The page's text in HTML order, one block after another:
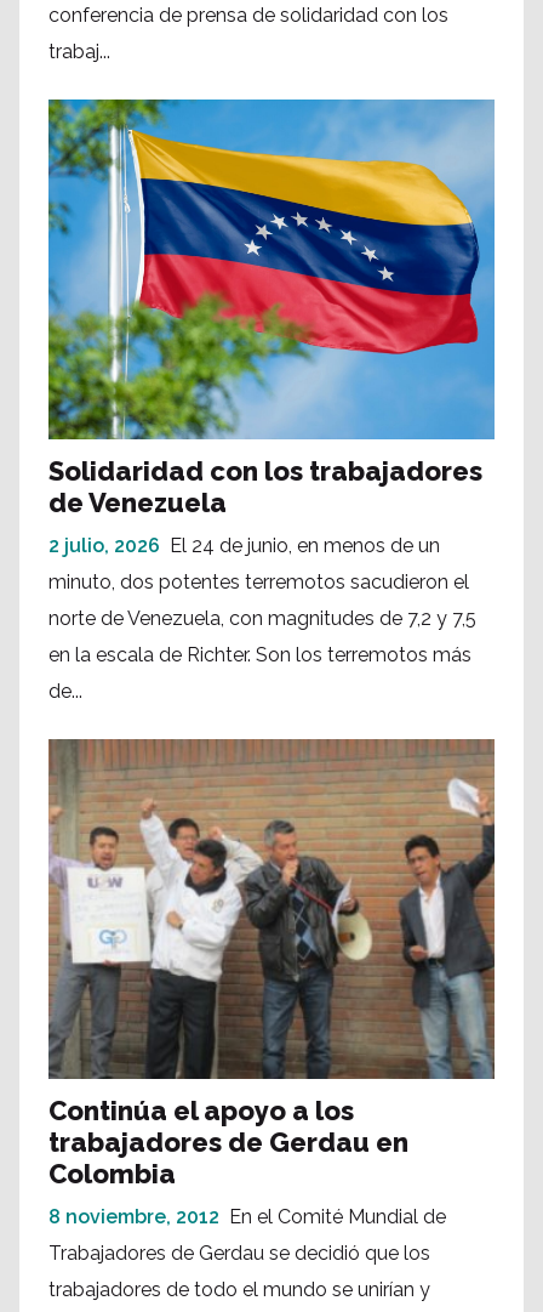
conferencia de prensa de solidaridad con los
trabaj...
Solidaridad con los trabajadores
de Venezuela
2 julio, 2026 El 24 de junio, en menos de un
minuto, dos potentes terremotos sacudieron el
norte de Venezuela, con magnitudes de 7,2 y 7,5
en la escala de Richter. Son los terremotos más
de...
Continúa el apoyo a los
trabajadores de Gerdau en
Colombia
8 noviembre, 2012 En el Comité Mundial de
Trabajadores de Gerdau se decidió que los
trabajadores de todo el mundo se unirían y